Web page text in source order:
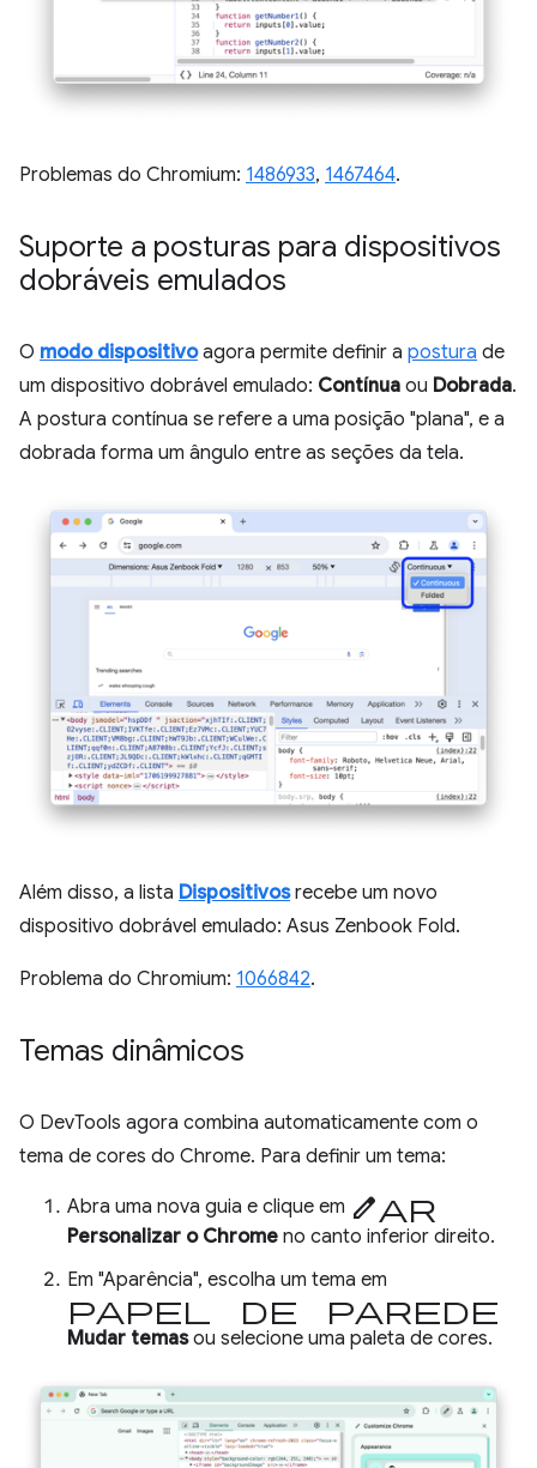
Problemas do Chromium: 1486933, 1467464.
Suporte a posturas para dispositivos
dobráveis emulados
O modo dispositivoagora permite definir a postura de
um dispositivo dobrável emulado: Contínua ou Dobrada.
A postura contínua se refere a uma posição "plana", e a
dobrada forma um ângulo entre as seções da tela.
Além disso, a lista Dispositivosrecebe um novo
dispositivo dobrável emulado: Asus Zenbook Fold.
Problema do Chromium: 1066842.
Temas dinâmicos
O DevTools agora combina automaticamente com o
tema de cores do Chrome. Para definir um tema:
Abra uma nova guia e clique em Editar
Personalizar o Chrome no canto inferior direito.
Em "Aparência", escolha um tema em
papel de parede
Mudar temasou selecione uma paleta de cores.